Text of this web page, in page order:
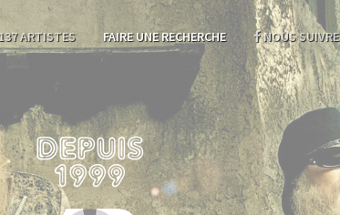
ARTISTES FAIRE UNE RECHERCHE NOUS SUIVRE